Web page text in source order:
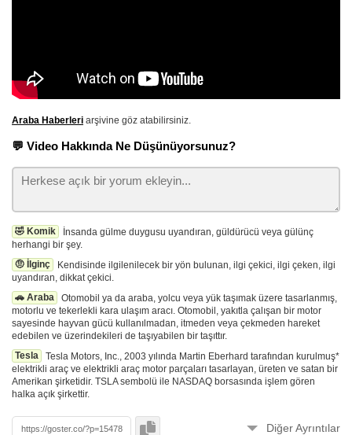
Araba Haberleri arşivine göz atabilirsiniz.
💬 Video Hakkında Ne Düşünüyorsunuz?
🤣 Komik
İnsanda gülme duygusu uyandıran, güldürücü veya gülünç
herhangi bir şey.
🤨 İlginç
Kendisinde ilgilenilecek bir yön bulunan, ilgi çekici, ilgi çeken, ilgi
uyandıran, dikkat çekici.
🚗 Araba
Otomobil ya da araba, yolcu veya yük taşımak üzere tasarlanmış,
motorlu ve tekerlekli kara ulaşım aracı. Otomobil, yakıtla çalışan bir motor
sayesinde hayvan gücü kullanılmadan, itmeden veya çekmeden hareket
edebilen ve üzerindekileri de taşıyabilen bir taşıttır.
Tesla
Tesla Motors, Inc., 2003 yılında Martin Eberhard tarafından kurulmuş*
elektrikli araç ve elektrikli araç motor parçaları tasarlayan, üreten ve satan bir
Amerikan şirketidir. TSLA sembolü ile NASDAQ borsasında işlem gören
halka açık şirkettir.
Diğer Ayrıntılar